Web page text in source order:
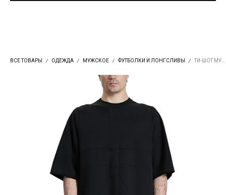
ВСЕ ТОВАРЫ ОДЕЖДА МУЖСКОЕ ФУТБОЛКИ И ЛОНГСЛИВЫ